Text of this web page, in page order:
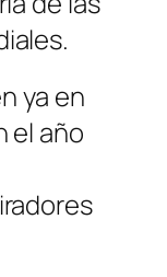
ya en
el año